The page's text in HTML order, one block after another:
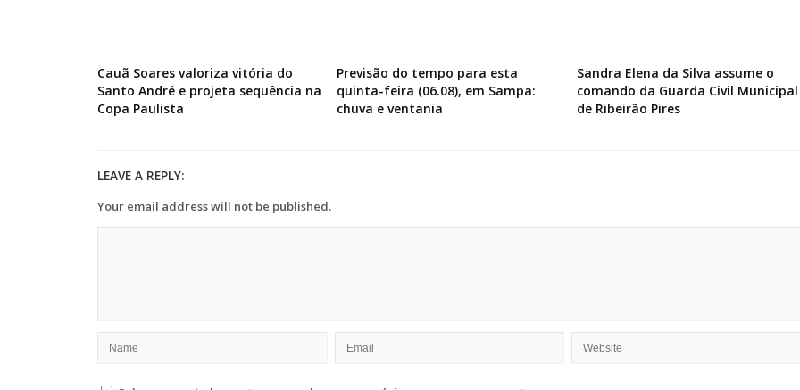
Cauã Soares valoriza vitória do
Santo André e projeta sequência na
Copa Paulista
Previsão do tempo para esta
quinta-feira (06.08), em Sampa:
chuva e ventania
Sandra Elena da Silva assume o
comando da Guarda Civil Municipal
de Ribeirão Pires
LEAVE A REPLY:
Your email address will not be published.